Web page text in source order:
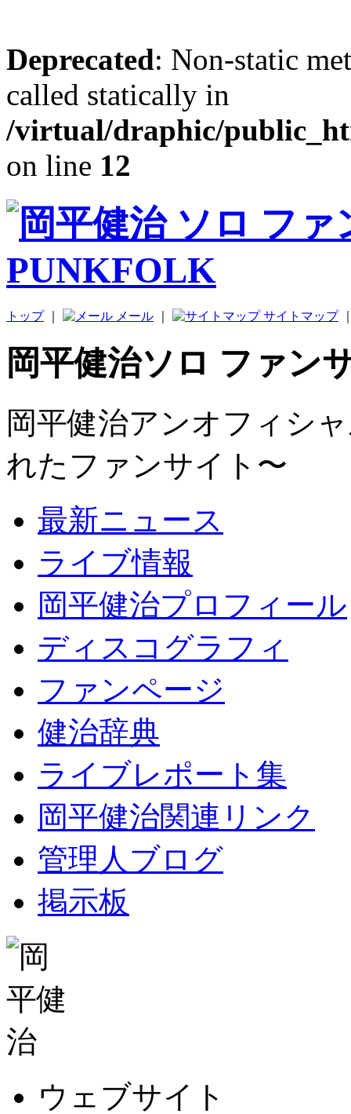
Deprecated: Non-static
called statically in
/virtual/draphic/
on line 12
トップ｜ メール サイトマップ
岡平健治ソロ ファン
岡平健治アンオフィシ
れたファンサイト〜
最新ニュース
ライブ情報
岡平健治プロフィール
ディスコグラフィ
ファンページ
健治辞典
ライブレポート集
岡平健治関連リンク
管理人ブログ
掲示板
ウェブサイト